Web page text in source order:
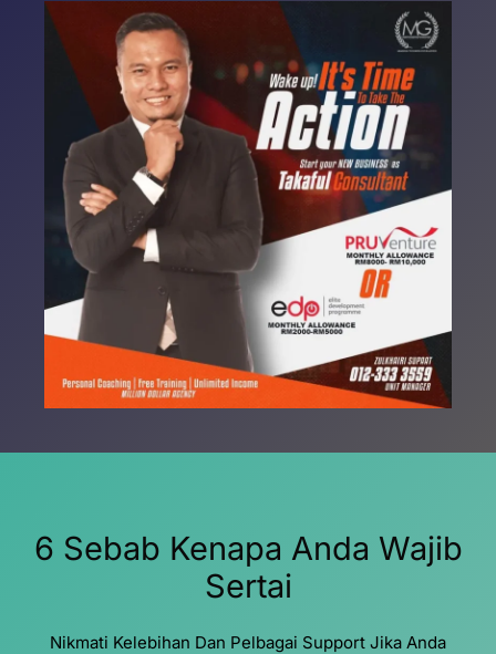
6 Sebab Kenapa Anda Wajib
Sertai
Nikmati Kelebihan Dan Pelbagai Support Jika Anda